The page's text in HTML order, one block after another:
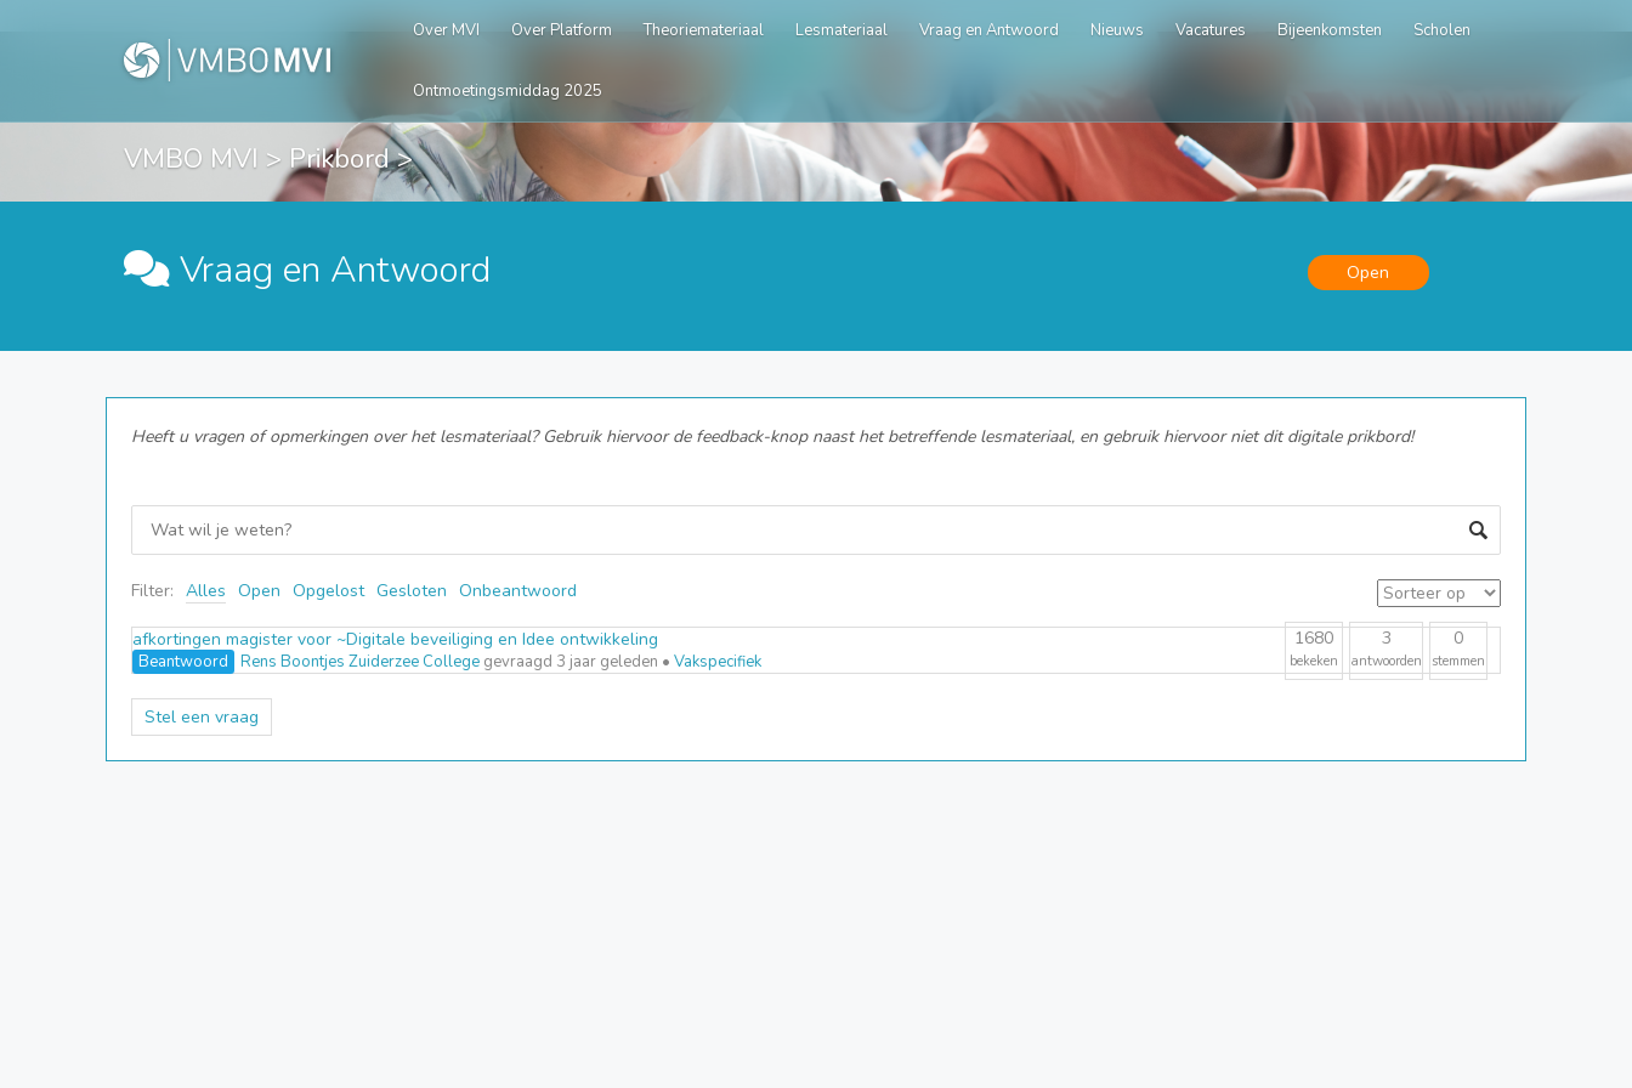
Over MVI Over Platform Theoriemateriaal Lesmateriaal Vraag en Antwoord Nieuws Vacatures Bijeenkomsten Scholen
Ontmoetingsmiddag 2025
VMBO MVI > Prikbord>
Vraag en Antwoord Open
Heeft u vragen of opmerkingen over het lesmateriaal? Gebruik hiervoor de feedback-knop naast het betreffende lesmateriaal, en gebruik hiervoor niet dit digitale prikbord!
Filter: Alles Open Opgelost Gesloten Onbeantwoord
afkortingen magister voor ~Digitale beveiliging en Idee ontwikkeling
Beantwoord Rens Boontjes Zuiderzee College gevraagd 3 jaar geleden • Vakspecifiek
1680
bekeken
3
antwoorden
0
stemmen
Stel een vraag